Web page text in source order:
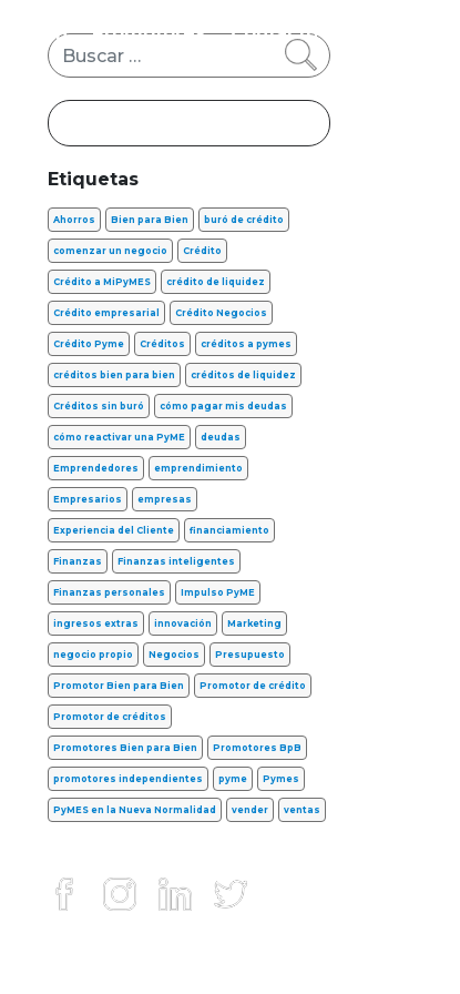
FinTech Promotores Contacto
Buscar
Etiquetas
Ahorros Bien para Bien buró de crédito
comenzar un negocio Crédito
Crédito a MiPyMES crédito de liquidez
Crédito empresarial Crédito Negocios
Crédito Pyme Créditos créditos a pymes
créditos bien para bien créditos de liquidez
Créditos sin buró cómo pagar mis deudas
cómo reactivar una PyME deudas
Emprendedores emprendimiento
Empresarios empresas
Experiencia del Cliente financiamiento
Finanzas Finanzas inteligentes
Finanzas personales Impulso PyME
ingresos extras innovación Marketing
negocio propio Negocios Presupuesto
Promotor Bien para Bien Promotor de crédito
Promotor de créditos
Promotores Bien para Bien Promotores BpB
promotores independientes pyme Pymes
PyMES en la Nueva Normalidad vender ventas